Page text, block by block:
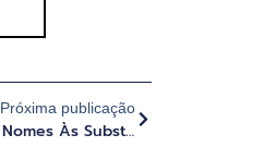
Próxima publicação
Dá Nomes Às Substâncias Psicadélicas: Como Afecta A Perceção E A Experiência (Parte 2)